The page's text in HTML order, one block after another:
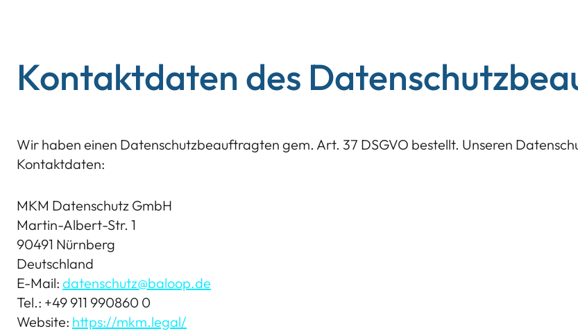
Kontaktdaten des
Wir haben einen Datenschutzbeauftragten gem. Art. 37 DSGVO bestellt. Unseren
Kontaktdaten:
MKM Datenschutz GmbH
Martin-Albert-Str. 1
90491 Nürnberg
Deutschland
E-Mail: datenschutz@baloop.de
Tel.: +49 911 990860 0
Website: https://mkm.legal/